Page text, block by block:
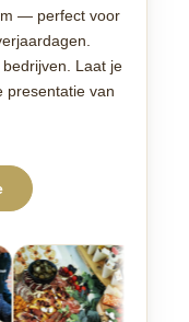
— perfect voor
Laat je
presentatie van